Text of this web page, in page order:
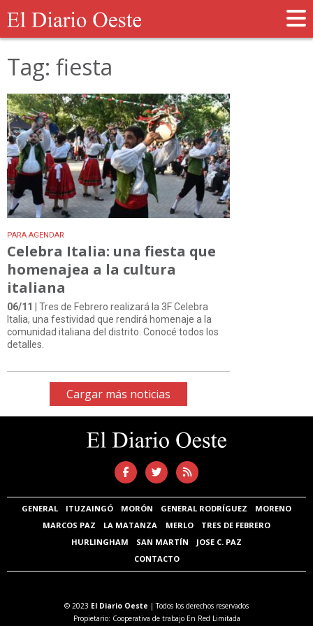
Tag: fiesta
PARA AGENDAR
Celebra Italia: una fiesta que
homenajea a la cultura
italiana
06/11
| Tres de Febrero realizará la 3F Celebra
Italia, una festividad que rendirá homenaje a la
comunidad italiana del distrito. Conocé todos los
detalles.
Cargar más noticias
GENERAL ITUZAINGÓ MORÓN GENERAL RODRÍGUEZ
MORENO
MARCOS PAZ
LA MATANZA MERLO
TRES DE FEBRERO
HURLINGHAM
SAN MARTÍN
JOSE C. PAZ
CONTACTO
© 2023 El Diario Oeste | Todos los derechos reservados
Propietario: Cooperativa de trabajo En Red Limitada